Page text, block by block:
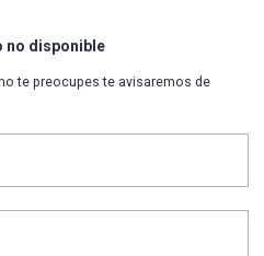
no disponible
te preocupes te avisaremos de